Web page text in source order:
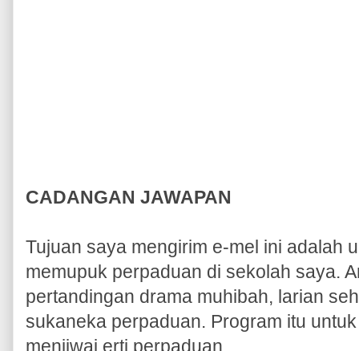
CADANGAN JAWAPAN
Tujuan saya mengirim e-mel ini adalah
memupuk perpaduan di sekolah saya.
pertandingan drama muhibah, larian
sukaneka perpaduan. Program itu
menjiwai erti perpaduan.